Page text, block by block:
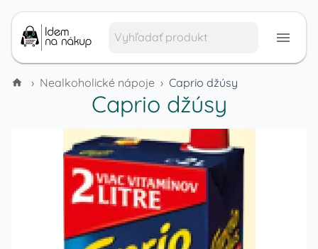
› Nealkoholické nápoje › Caprio džúsy
Caprio džúsy